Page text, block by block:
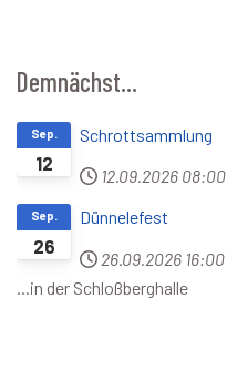
Demnächst...
12
Sep.
Schrottsammlung
12.09.2026 08:00
26
Sep.
Dünnelefest
26.09.2026 16:00
...in der Schloßberghalle